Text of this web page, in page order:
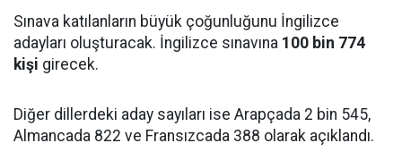
Sınava katılanların büyük çoğunluğunu İngilizce
adayları oluşturacak. İngilizce sınavına 100 bin 774
kişi girecek.
Diğer dillerdeki aday sayıları ise Arapçada 2 bin 545,
Almancada 822 ve Fransızcada 388 olarak açıklandı.